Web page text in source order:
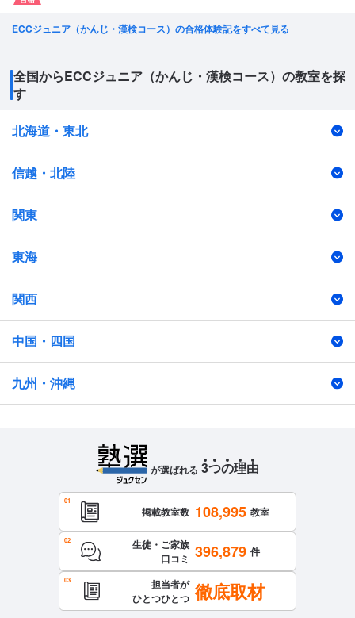
ECCジュニア（かんじ・漢検コース）の合格体験記をすべて見る
全国からECCジュニア（かんじ・漢検コース）の教室を探
す
北海道・東北
信越・北陸
関東
東海
関西
中国・四国
九州・沖縄
が選ばれる 3つの理由
掲載教室数 108,995 教室
生徒・ご家族
口コミ 396,879 件
担当者が
ひとつひとつ 徹底取材